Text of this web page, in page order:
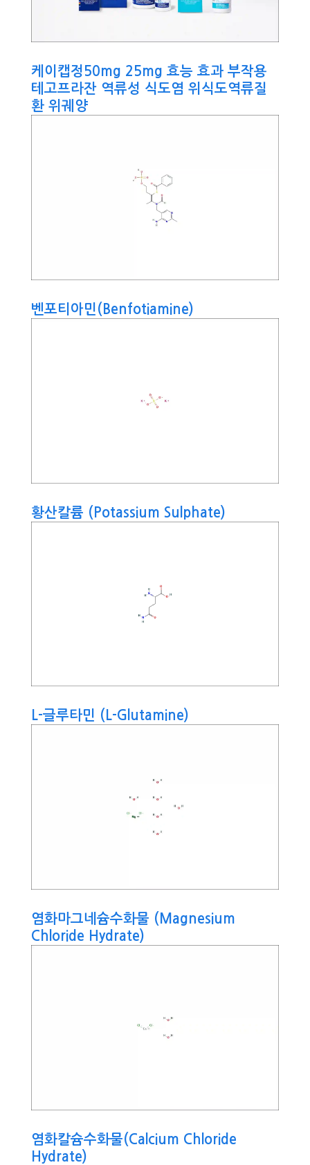
케이캡정50mg 25mg 효능 효과 부작용
테고프라잔 역류성 식도염 위식도역류질
환 위궤양
벤포티아민(Benfotiamine)
황산칼륨 (Potassium Sulphate)
L-글루타민 (L-Glutamine)
염화마그네슘수화물 (Magnesium
Chloride Hydrate)
염화칼슘수화물(Calcium Chloride
Hydrate)